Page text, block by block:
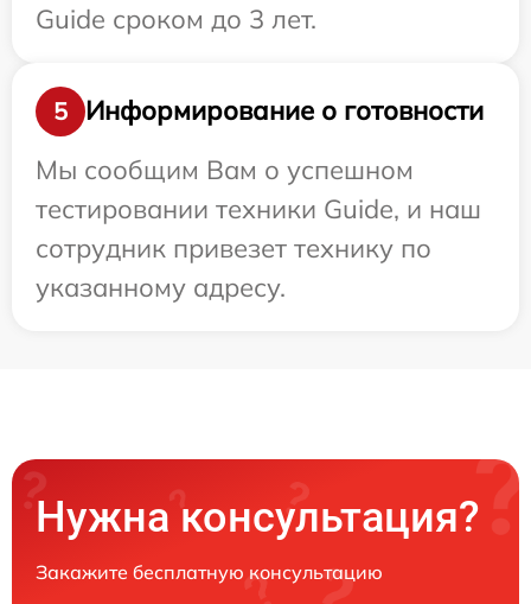
Guide сроком до 3 лет.
5
Информирование о готовности
Мы сообщим Вам о успешном
тестировании техники Guide, и наш
сотрудник привезет технику по
указанному адресу.
Нужна консультация?
Закажите бесплатную консультацию